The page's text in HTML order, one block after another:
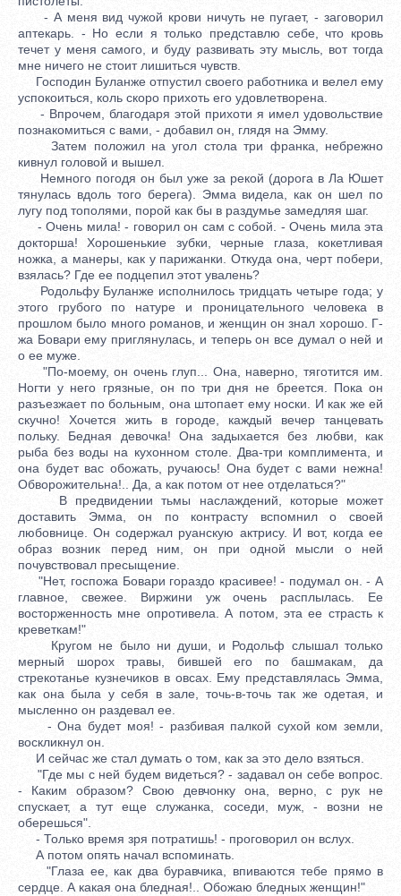
- А меня вид чужой крови ничуть не пугает, - заговорил
аптекарь. - Но если я только представлю себе, что кровь
течет у меня самого, и буду развивать эту мысль, вот тогда
мне ничего не стоит лишиться чувств.
Господин Буланже отпустил своего работника и велел ему
успокоиться, коль скоро прихоть его удовлетворена.
- Впрочем, благодаря этой прихоти я имел удовольствие
познакомиться с вами, - добавил он, глядя на Эмму.
Затем положил на угол стола три франка, небрежно
кивнул головой и вышел.
Немного погодя он был уже за рекой (дорога в Ла Юшет
тянулась вдоль того берега). Эмма видела, как он шел по
лугу под тополями, порой как бы в раздумье замедляя шаг.
- Очень мила! - говорил он сам с собой. - Очень мила эта
докторша! Хорошенькие зубки, черные глаза, кокетливая
ножка, а манеры, как у парижанки. Откуда она, черт побери,
взялась? Где ее подцепил этот увалень?
Родольфу Буланже исполнилось тридцать четыре года; у
этого грубого по натуре и проницательного человека в
прошлом было много романов, и женщин он знал хорошо. Г-
жа Бовари ему приглянулась, и теперь он все думал о ней и
о ее муже.
"По-моему, он очень глуп... Она, наверно, тяготится им.
Ногти у него грязные, он по три дня не бреется. Пока он
разъезжает по больным, она штопает ему носки. И как же ей
скучно! Хочется жить в городе, каждый вечер танцевать
польку. Бедная девочка! Она задыхается без любви, как
рыба без воды на кухонном столе. Два-три комплимента, и
она будет вас обожать, ручаюсь! Она будет с вами нежна!
Обворожительна!.. Да, а как потом от нее отделаться?"
В предвидении тьмы наслаждений, которые может
доставить Эмма, он по контрасту вспомнил о своей
любовнице. Он содержал руанскую актрису. И вот, когда ее
образ возник перед ним, он при одной мысли о ней
почувствовал пресыщение.
"Нет, госпожа Бовари гораздо красивее! - подумал он. - А
главное, свежее. Виржини уж очень расплылась. Ее
восторженность мне опротивела. А потом, эта ее страсть к
креветкам!"
Кругом не было ни души, и Родольф слышал только
мерный шорох травы, бившей его по башмакам, да
стрекотанье кузнечиков в овсах. Ему представлялась Эмма,
как она была у себя в зале, точь-в-точь так же одетая, и
мысленно он раздевал ее.
- Она будет моя! - разбивая палкой сухой ком земли,
воскликнул он.
И сейчас же стал думать о том, как за это дело взяться.
"Где мы с ней будем видеться? - задавал он себе вопрос.
- Каким образом? Свою девчонку она, верно, с рук не
спускает, а тут еще служанка, соседи, муж, - возни не
оберешься".
- Только время зря потратишь! - проговорил он вслух.
А потом опять начал вспоминать.
"Глаза ее, как два буравчика, впиваются тебе прямо в
сердце. А какая она бледная!.. Обожаю бледных женщин!"